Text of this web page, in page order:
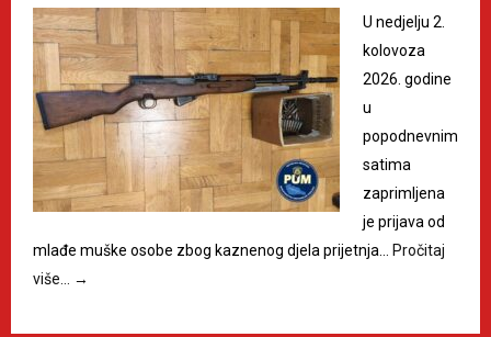
U nedjelju 2.
kolovoza
2026. godine
u
popodnevnim
satima
zaprimljena
je prijava od
mlađe muške osobe zbog kaznenog djela prijetnja…
Pročitaj
više…
→